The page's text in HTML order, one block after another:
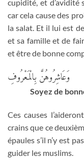
cupidité, et d’avidité
car cela cause des
la salat. Et il lui est
et sa famille et de
et être de bonne
وَعَاشِرُوهُنَّ بِالْمَعْرُوفِ
Soyez de
Ces causes
crains que ce
épaules s’il n’y est
guider les muslims.